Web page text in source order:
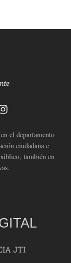
el departamento
ciudadana e
también en
JTI